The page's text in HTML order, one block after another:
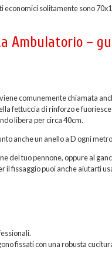
solitamente sono
Ambulatorio –
comunemente chiamata
fettuccia di rinforzo e
libera per circa 40cm.
anche un anello a D ogni
del tuo pennone, oppure al
il fissaggio puoi anche aiutarti
fissati con una robusta